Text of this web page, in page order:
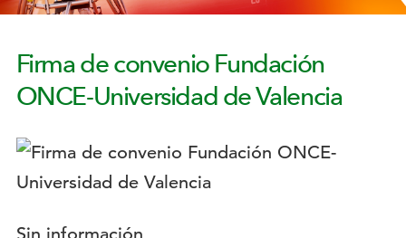
Firma de convenio Fundación
ONCE-Universidad de Valencia
Logotipo: